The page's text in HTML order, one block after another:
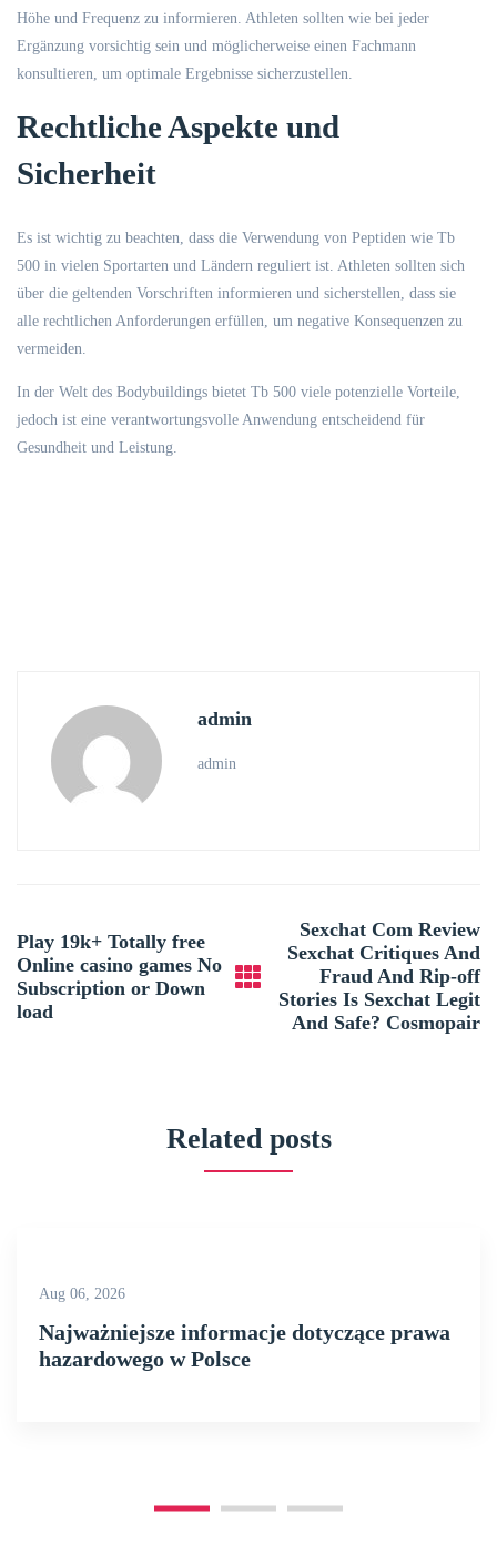
Höhe und Frequenz zu informieren. Athleten sollten wie bei jeder
Ergänzung vorsichtig sein und möglicherweise einen Fachmann
konsultieren, um optimale Ergebnisse sicherzustellen.
Rechtliche Aspekte und
Sicherheit
Es ist wichtig zu beachten, dass die Verwendung von Peptiden wie Tb
500 in vielen Sportarten und Ländern reguliert ist. Athleten sollten sich
über die geltenden Vorschriften informieren und sicherstellen, dass sie
alle rechtlichen Anforderungen erfüllen, um negative Konsequenzen zu
vermeiden.
In der Welt des Bodybuildings bietet Tb 500 viele potenzielle Vorteile,
jedoch ist eine verantwortungsvolle Anwendung entscheidend für
Gesundheit und Leistung.
admin
admin
navigation
Play 19k+ Totally free
Online casino games No
Subscription or Down
load
Sexchat Com Review
Sexchat Critiques And
Fraud And Rip-off
Stories Is Sexchat Legit
And Safe? Cosmopair
Related posts
Aug 06, 2026
Najważniejsze informacje dotyczące prawa
hazardowego w Polsce